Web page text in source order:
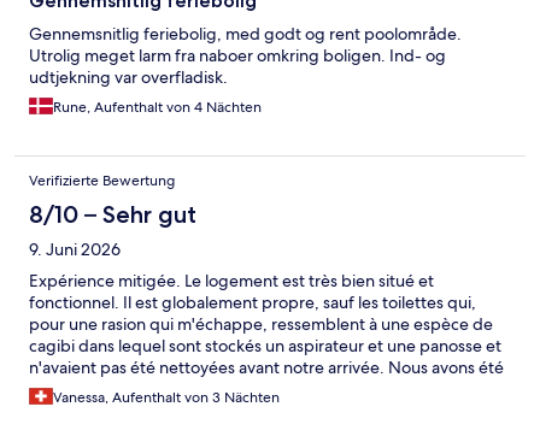
Gennemsnitlig feriebolig, med godt og rent poolområde.
Utrolig meget larm fra naboer omkring boligen. Ind- og
udtjekning var overfladisk.
Rune, Aufenthalt von 4 Nächten
Verifizierte Bewertung
8/10 – Sehr gut
9. Juni 2026
Expérience mitigée. Le logement est très bien situé et
fonctionnel. Il est globalement propre, sauf les toilettes qui,
pour une rasion qui m'échappe, ressemblent à une espèce de
cagibi dans lequel sont stockés un aspirateur et une panosse et
n'avaient pas été nettoyées avant notre arrivée. Nous avons été
informés la veille de notre arrivée que nous serions logés au Mas
des Flamants et non à la résidence Fleur de Sel où nous avions
Vanessa, Aufenthalt von 3 Nächten